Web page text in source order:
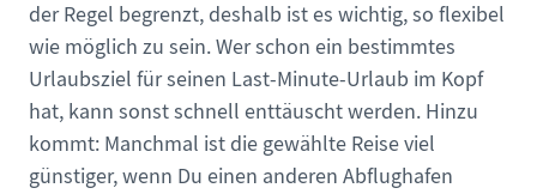
der Regel begrenzt, deshalb ist es wichtig, so flexibel
wie möglich zu sein. Wer schon ein bestimmtes
Urlaubsziel für seinen Last-Minute-Urlaub im Kopf
hat, kann sonst schnell enttäuscht werden. Hinzu
kommt: Manchmal ist die gewählte Reise viel
günstiger, wenn Du einen anderen Abflughafen